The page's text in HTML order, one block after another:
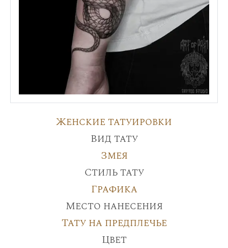
Женские татуировки
Вид тату
Змея
Стиль тату
Графика
Место нанесения
Тату на предплечье
Цвет